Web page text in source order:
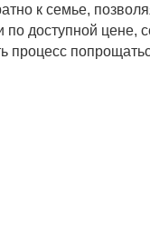
к семье,
доступной цене,
процесс